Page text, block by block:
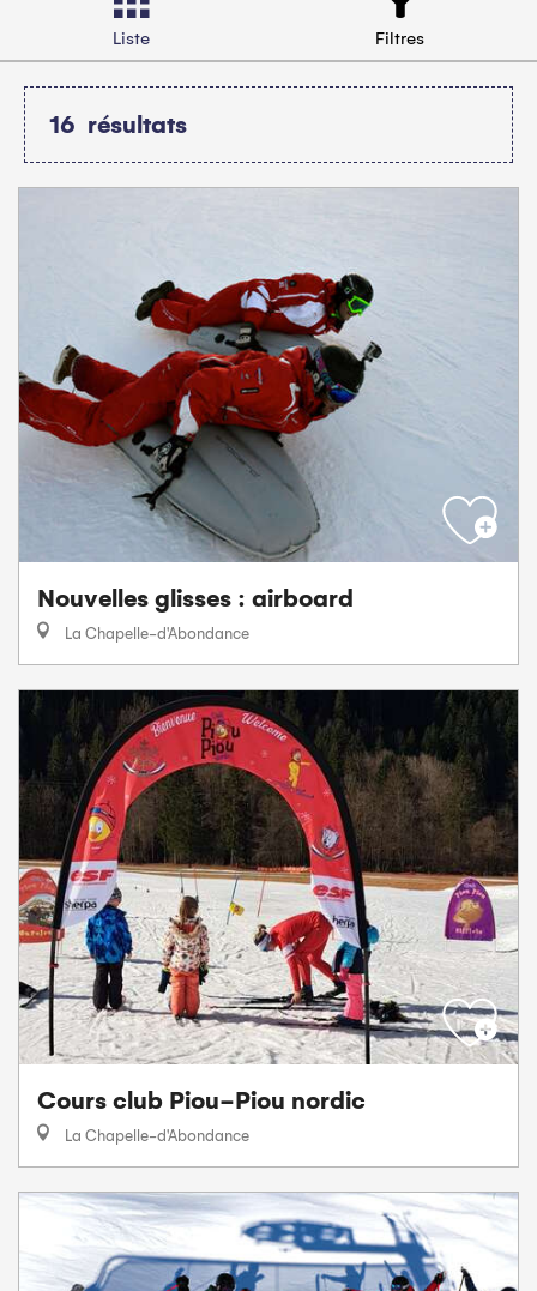
Liste Filtres
16 résultats
Nouvelles glisses : airboard
La Chapelle-d'Abondance
Cours club Piou-Piou nordic
La Chapelle-d'Abondance